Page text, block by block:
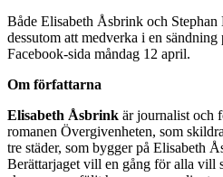
Både Elisabeth Åsbrink och
dessutom att medverka i en
Facebook-sida måndag 12 april.
Om författarna
Elisabeth Åsbrink är journalist och
romanen Övergivenheten, som
tre städer, som bygger på Elisabeth
Berättarjaget vill en gång för alla vill